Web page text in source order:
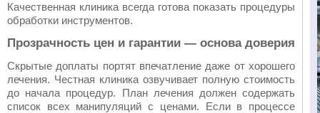
Качественная клиника всегда готова показать процедуры
обработки инструментов.
Прозрачность цен и гарантии — основа доверия
Скрытые доплаты портят впечатление даже от хорошего
лечения. Честная клиника озвучивает полную стоимость
до начала процедур. План лечения должен содержать
список всех манипуляций с ценами. Если в процессе